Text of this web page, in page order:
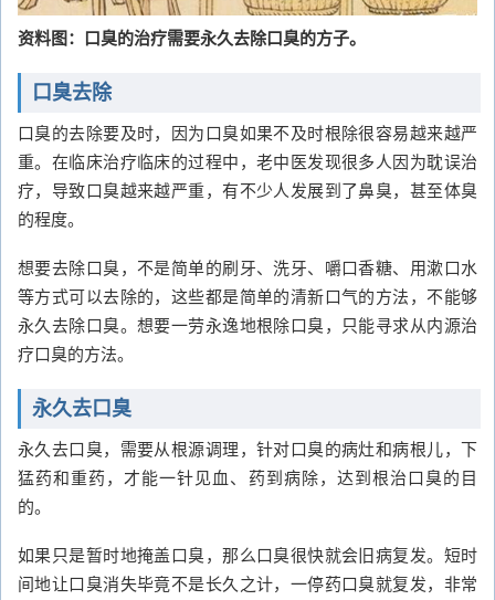
资料图：口臭的治疗需要永久去除口臭的方子。
口臭去除
口臭的去除要及时，因为口臭如果不及时根除很容易越来越严
重。在临床治疗临床的过程中，老中医发现很多人因为耽误治
疗，导致口臭越来越严重，有不少人发展到了鼻臭，甚至体臭
的程度。
想要去除口臭，不是简单的刷牙、洗牙、嚼口香糖、用漱口水
等方式可以去除的，这些都是简单的清新口气的方法，不能够
永久去除口臭。想要一劳永逸地根除口臭，只能寻求从内源治
疗口臭的方法。
永久去口臭
永久去口臭，需要从根源调理，针对口臭的病灶和病根儿，下
猛药和重药，才能一针见血、药到病除，达到根治口臭的目
的。
如果只是暂时地掩盖口臭，那么口臭很快就会旧病复发。短时
间地让口臭消失毕竟不是长久之计，一停药口臭就复发，非常